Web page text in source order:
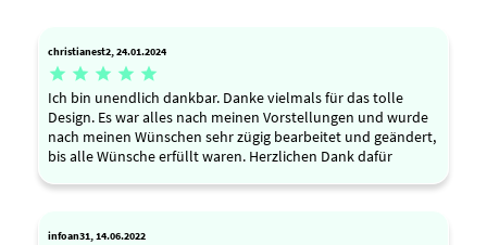
christianest2, 24.01.2024
    
Ich bin unendlich dankbar. Danke vielmals für das tolle
Design. Es war alles nach meinen Vorstellungen und wurde
nach meinen Wünschen sehr zügig bearbeitet und geändert,
bis alle Wünsche erfüllt waren. Herzlichen Dank dafür
infoan31, 14.06.2022